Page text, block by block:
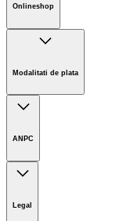
Onlineshop
Informații
Retur
Modalitati de plata
ANPC
Legal